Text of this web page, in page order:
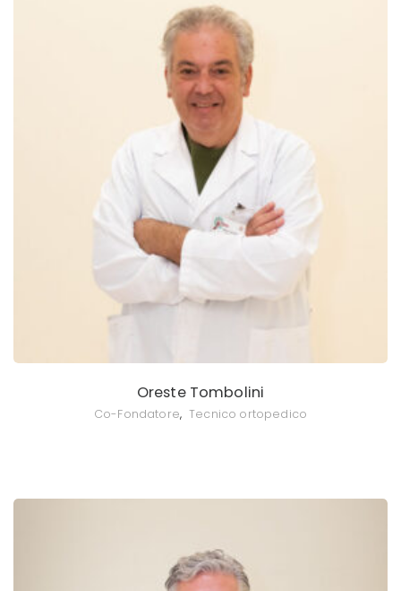
Oreste Tombolini
Co-Fondatore, Tecnico ortopedico